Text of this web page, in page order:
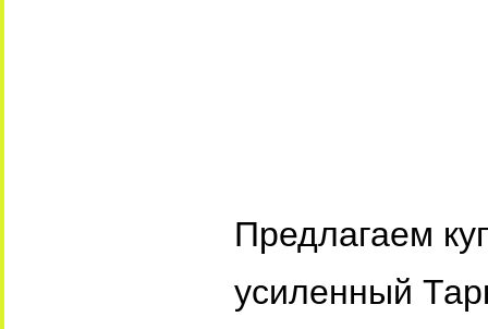
Предлагаем
усиленный